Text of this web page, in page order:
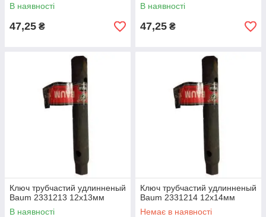
В наявності
47,25 ₴
В наявності
47,25 ₴
Ключ трубчастий удлинненый
Baum 2331213 12х13мм
В наявності
Ключ трубчастий удлинненый
Baum 2331214 12х14мм
Немає в наявності